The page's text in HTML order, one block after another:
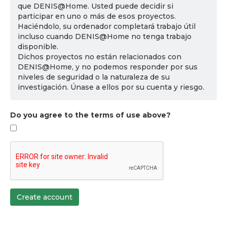
que DENIS@Home. Usted puede decidir si
participar en uno o más de esos proyectos.
Haciéndolo, su ordenador completará trabajo útil
incluso cuando DENIS@Home no tenga trabajo
disponible.
Dichos proyectos no están relacionados con
DENIS@Home, y no podemos responder por sus
niveles de seguridad o la naturaleza de su
investigación. Únase a ellos por su cuenta y riesgo.
Do you agree to the terms of use above?
Create account